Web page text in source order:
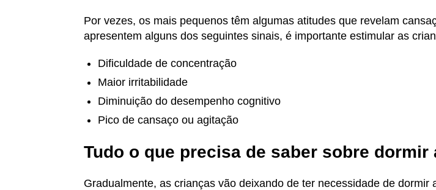
Por vezes, os mais pequenos têm algumas atitudes que revelam
apresentem alguns dos seguintes sinais, é importante estimular as
Dificuldade de concentração
Maior irritabilidade
Diminuição do desempenho cognitivo
Pico de cansaço ou agitação
Tudo o que precisa de saber sobre dormir
Gradualmente, as crianças vão deixando de ter necessidade de